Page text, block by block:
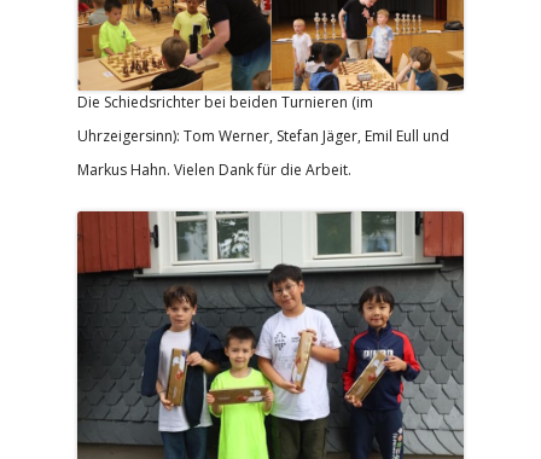
Die Schiedsrichter bei beiden Turnieren (im
Uhrzeigersinn): Tom Werner, Stefan Jäger, Emil Eull und
Markus Hahn. Vielen Dank für die Arbeit.